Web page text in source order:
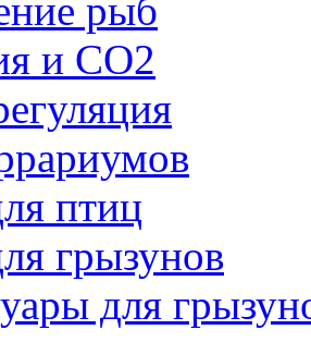
рыб
и СО2
птиц
грызунов
для